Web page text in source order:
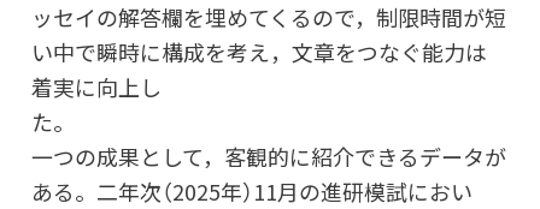
ッセイの解答欄を埋めてくるので，制限時間が短
い中で瞬時に構成を考え，文章をつなぐ能力は
着実に向上し
た
一つの成果として，客観的に紹介できるデータが
ある。二年次（2025年）11月の進研模試におい